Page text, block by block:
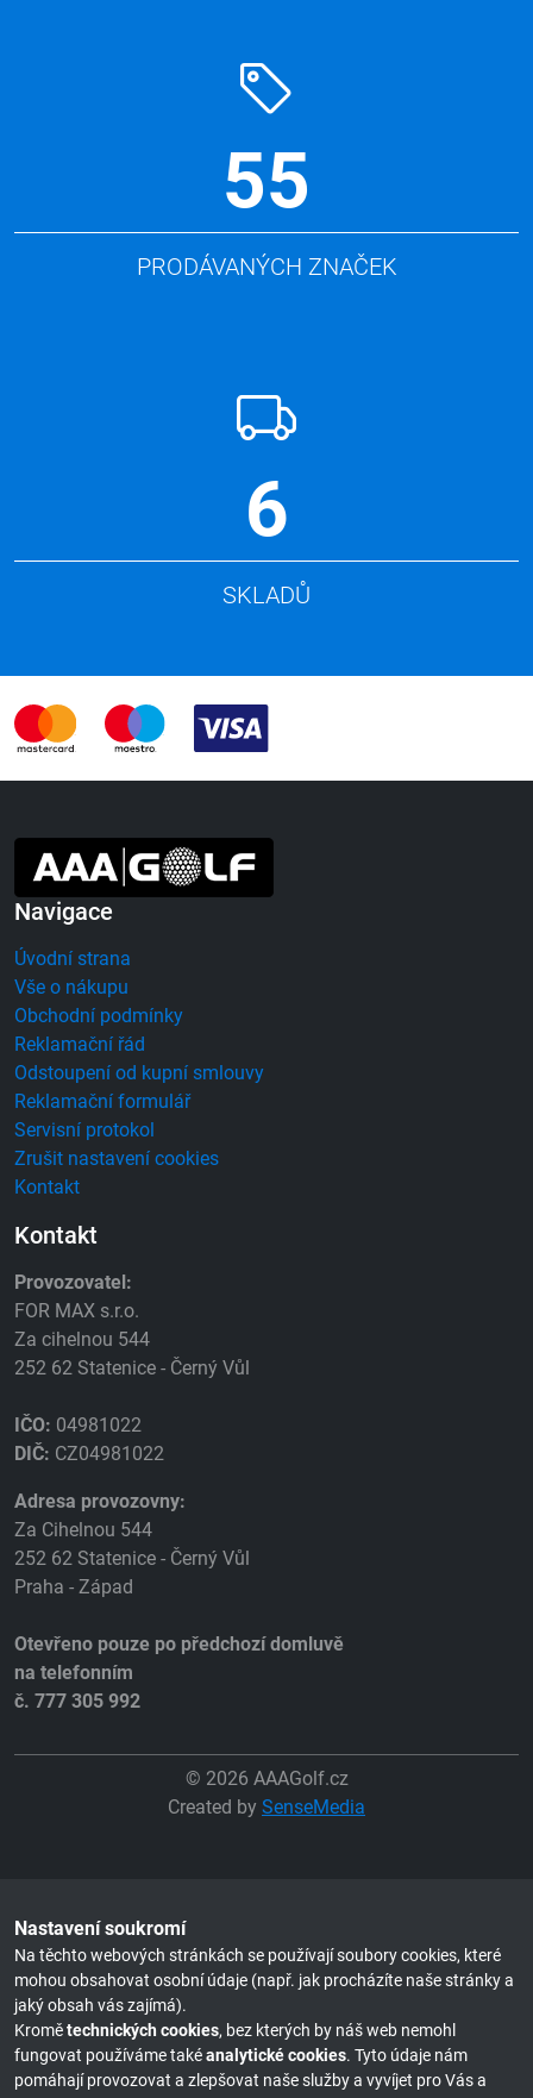
55
PRODÁVANÝCH ZNAČEK
6
SKLADŮ
Navigace
Úvodní strana
Vše o nákupu
Obchodní podmínky
Reklamační řád
Odstoupení od kupní smlouvy
Reklamační formulář
Servisní protokol
Zrušit nastavení cookies
Kontakt
Kontakt
Provozovatel:
FOR MAX s.r.o.
Za cihelnou 544
252 62 Statenice - Černý Vůl
IČO: 04981022
DIČ: CZ04981022
Adresa provozovny:
Za Cihelnou 544
252 62 Statenice - Černý Vůl
Praha - Západ
Otevřeno pouze po předchozí domluvě
na telefonním
č. 777 305 992
© 2026 AAAGolf.cz
Created by SenseMedia
Nastavení soukromí
Na těchto webových stránkách se používají soubory cookies, které
mohou obsahovat osobní údaje (např. jak procházíte naše stránky a
jaký obsah vás zajímá).
Kromětechnických cookies, bez kterých by náš web nemohl
fungovat používáme takéanalytické cookies. Tyto údaje nám
pomáhají provozovat a zlepšovat naše služby a vyvíjet pro Vás a